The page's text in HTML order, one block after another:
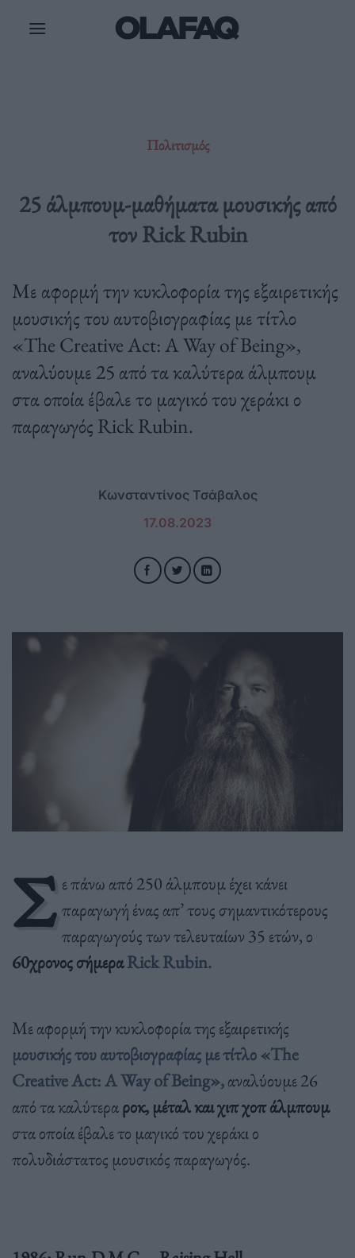
Πολιτισμός
25 άλμπουμ-μαθήματα μουσικής από
τον Rick Rubin
Με αφορμή την κυκλοφορία της εξαιρετικής
μουσικής του αυτοβιογραφίας με τίτλο
«The Creative Act: A Way of Being»,
αναλύουμε 25 από τα καλύτερα άλμπουμ
στα οποία έβαλε το μαγικό του χεράκι ο
παραγωγός Rick Rubin.
Κωνσταντίνος Τσάβαλος
17.08.2023
Σ ε πάνω από 250 άλμπουμ έχει κάνει
παραγωγή ένας απ’ τους σημαντικότερους
παραγωγούς των τελευταίων 35 ετών, ο
60χρονος σήμεραRick Rubin.
Με αφορμή την κυκλοφορία της εξαιρετικής
μουσικής του αυτοβιογραφίας με τίτλο «The
Creative Act: A Way of Being»,αναλύουμε 26
από τα καλύτεραροκ, μέταλ και χιπ χοπ άλμπουμ
στα οποία έβαλε το μαγικό του χεράκι ο
πολυδιάστατος μουσικός παραγωγός.